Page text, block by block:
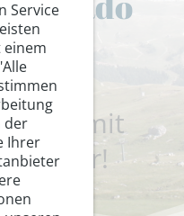
und
mit
Service
einem
der
Ihrer